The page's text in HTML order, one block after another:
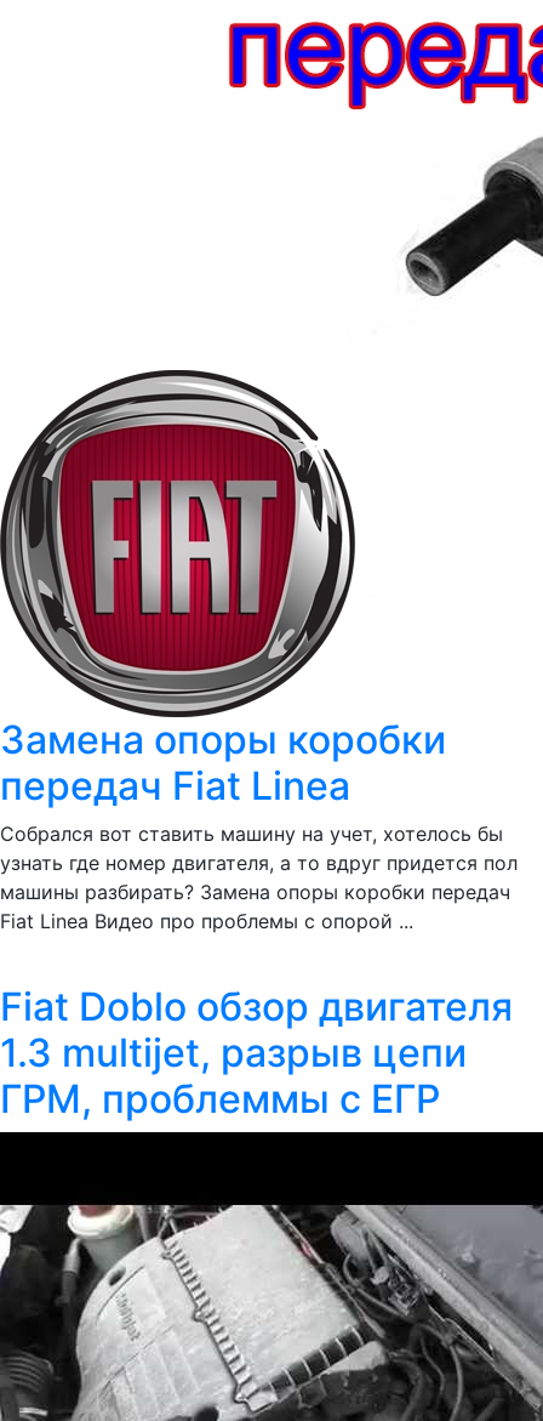
Замена опоры коробки
передач Fiat Linea
Собрался вот ставить машину на учет, хотелось бы
узнать где номер двигателя, а то вдруг придется пол
машины разбирать? Замена опоры коробки передач
Fiat Linea Видео про проблемы с опорой ...
Fiat Doblo обзор двигателя
1.3 multijet, разрыв цепи
ГРМ, проблеммы с ЕГР